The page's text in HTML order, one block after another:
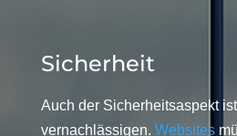
Sicherheit
Auch der Sicherheitsaspekt
vernachlässigen. Websites